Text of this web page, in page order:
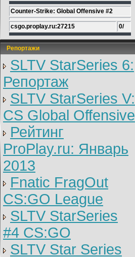
Counter-Strike: Global Offensive #2
csgo.proplay.ru:27215 0/
Репортажи
SLTV StarSeries 6:
Репортаж
SLTV StarSeries V:
CS Global Offensive
Рейтинг
ProPlay.ru: Январь
2013
Fnatic FragOut
CS:GO League
SLTV StarSeries
#4 CS:GO
SLTV Star Series